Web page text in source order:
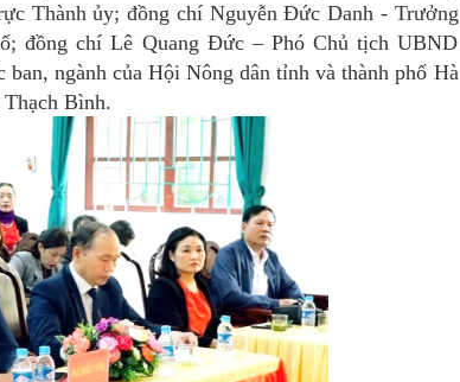
Thành ủy; đồng chí Nguyễn Đức Danh - Trưởng
đồng chí Lê Quang Đức – Phó Chủ tịch UBND
ngành của Hội Nông dân tỉnh và thành phố Hà
Bình.